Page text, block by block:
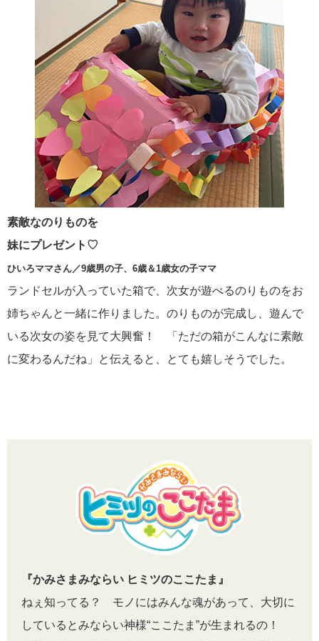
素敵なのりものを
妹にプレゼント♡
ひいろママさん／9歳男の子、6歳＆1歳女の子ママ
ランドセルが入っていた箱で、次女が遊べるのりものをお
姉ちゃんと一緒に作りました。のりものが完成し、遊んで
いる次女の姿を見て大興奮！ 「ただの箱がこんなに素敵
に変わるんだね」と伝えると、とても嬉しそうでした。
『かみさまみならい ヒミツのここたま』
ねぇ知ってる？ モノにはみんな魂があって、大切に
しているとみならい神様“ここたま”が生まれるの！